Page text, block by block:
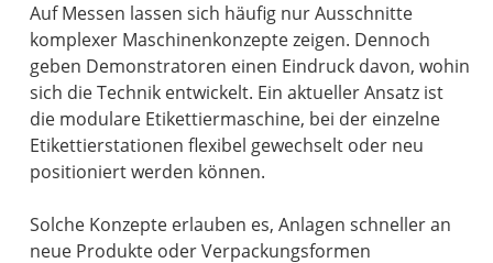
Auf Messen lassen sich häufig nur Ausschnitte
komplexer Maschinenkonzepte zeigen. Dennoch
geben Demonstratoren einen Eindruck davon, wohin
sich die Technik entwickelt. Ein aktueller Ansatz ist
die modulare Etikettiermaschine, bei der einzelne
Etikettierstationen flexibel gewechselt oder neu
positioniert werden können.
Solche Konzepte erlauben es, Anlagen schneller an
neue Produkte oder Verpackungsformen